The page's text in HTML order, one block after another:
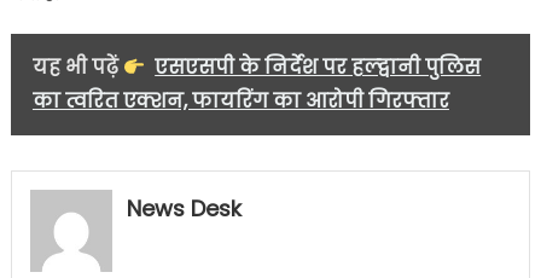
यह भी पढ़ें
एसएसपी के निर्देश पर हल्द्वानी पुलिस
का त्वरित एक्शन, फायरिंग का आरोपी गिरफ्तार
News Desk